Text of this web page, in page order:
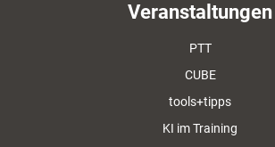
Veranstaltungen
PTT
CUBE
tools+tipps
KI im Training